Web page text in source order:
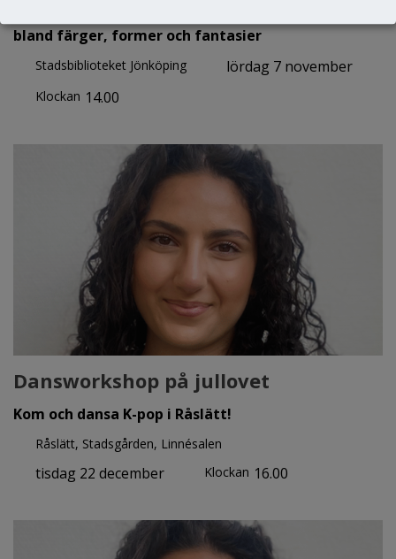
bland färger, former och fantasier
Stadsbiblioteket Jönköping lördag 7 november
Klockan 14.00
Dansworkshop på jullovet
Kom och dansa K-pop i Råslätt!
Råslätt, Stadsgården, Linnésalen
tisdag 22 december Klockan 16.00